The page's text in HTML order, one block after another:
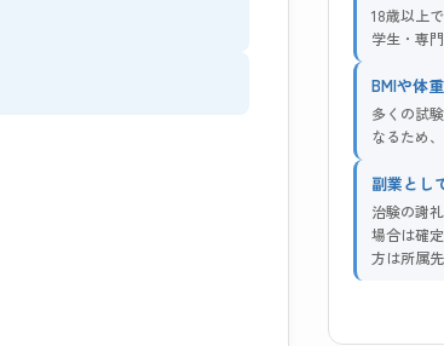
18歳以上
学生・専
BMIや体
多くの試
なるため
副業とし
治験の謝
場合は確
方は所属